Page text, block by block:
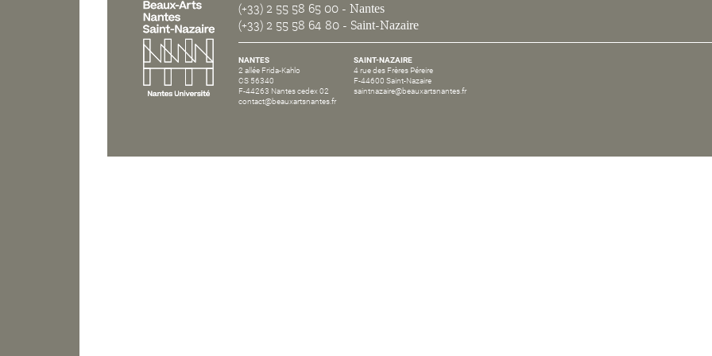
(+33) 2 55 58 65 00 - Nantes
(+33) 2 55 58 64 80 - Saint-Nazaire
NANTES
2 allée Frida-Kahlo
CS 56340
F-44263 Nantes cedex 02
contact@beauxartsnantes.fr
SAINT-NAZAIRE
4 rue des Frères Péreire
F-44600 Saint-Nazaire
saintnazaire@beauxartsnantes.fr